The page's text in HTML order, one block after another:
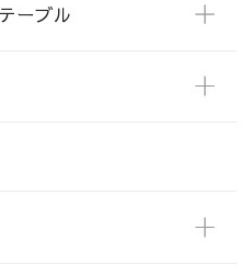
ーブル